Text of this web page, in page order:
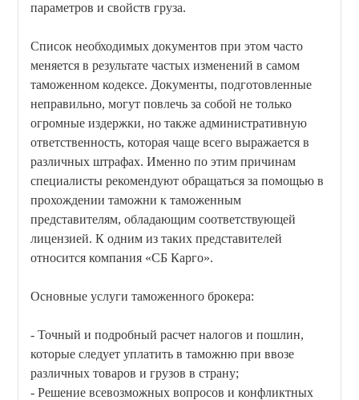
параметров и свойств груза.
Список необходимых документов при этом часто
меняется в результате частых изменений в самом
таможенном кодексе. Документы, подготовленные
неправильно, могут повлечь за собой не только
огромные издержки, но также административную
ответственность, которая чаще всего выражается в
различных штрафах. Именно по этим причинам
специалисты рекомендуют обращаться за помощью в
прохождении таможни к таможенным
представителям, обладающим соответствующей
лицензией. К одним из таких представителей
относится компания «СБ Карго».
Основные услуги таможенного брокера:
- Точный и подробный расчет налогов и пошлин,
которые следует уплатить в таможню при ввозе
различных товаров и грузов в страну;
- Решение всевозможных вопросов и конфликтных